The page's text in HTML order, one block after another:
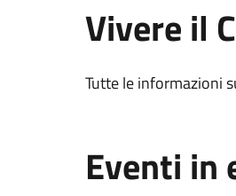
Vivere il
Tutte le informazioni
Eventi in